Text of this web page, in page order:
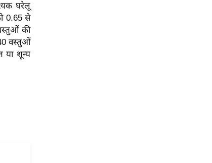
घरेलू
0.65 से
की
वस्तुओं
या शून्य